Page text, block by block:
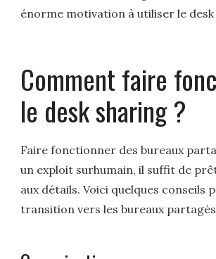
énorme motivation à utiliser le
Comment faire
le desk sharing ?
Faire fonctionner des bureaux
un exploit surhumain, il suffit de
aux détails. Voici quelques conseils
transition vers les bureaux